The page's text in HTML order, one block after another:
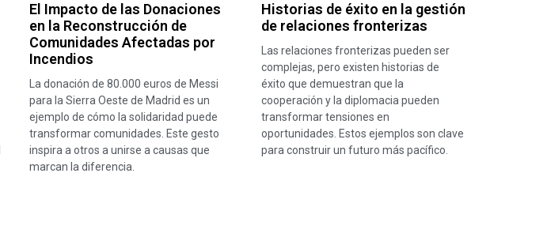
El Impacto de las Donaciones
en la Reconstrucción de
Comunidades Afectadas por
Incendios
La donación de 80.000 euros de Messi
para la Sierra Oeste de Madrid es un
ejemplo de cómo la solidaridad puede
transformar comunidades. Este gesto
inspira a otros a unirse a causas que
marcan la diferencia.
Historias de éxito en la gestión
de relaciones fronterizas
Las relaciones fronterizas pueden ser
complejas, pero existen historias de
éxito que demuestran que la
cooperación y la diplomacia pueden
transformar tensiones en
oportunidades. Estos ejemplos son clave
para construir un futuro más pacífico.